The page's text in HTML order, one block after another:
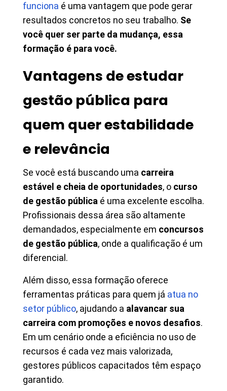
funciona é uma vantagem que pode gerar
resultados concretos no seu trabalho. Se
você quer ser parte da mudança, essa
formação é para você.
Vantagens de estudar
gestão pública para
quem quer estabilidade
e relevância
Se você está buscando uma carreira
estável e cheia de oportunidades, o curso
de gestão pública é uma excelente escolha.
Profissionais dessa área são altamente
demandados, especialmente em concursos
de gestão pública, onde a qualificação é um
diferencial.
Além disso, essa formação oferece
ferramentas práticas para quem já atua no
setor público, ajudando a alavancar sua
carreira com promoções e novos desafios.
Em um cenário onde a eficiência no uso de
recursos é cada vez mais valorizada,
gestores públicos capacitados têm espaço
garantido.